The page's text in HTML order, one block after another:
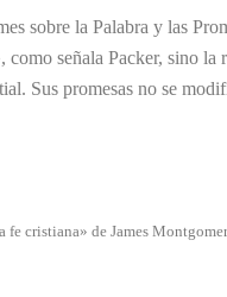
sobre la Palabra y las
como señala Packer, sino
Sus promesas no se
cristiana» de James